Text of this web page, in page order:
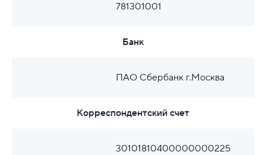
781301001
Банк
ПАО Сбербанк г.Москва
Корреспондентский счет
30101810400000000225